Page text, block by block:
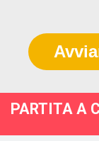
PARTITA A